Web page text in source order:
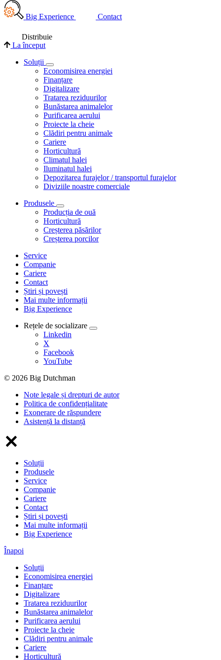
Big Experience Contact
Distribuie
La început
Soluții
Economisirea energiei
Finanțare
Digitalizare
Tratarea reziduurilor
Bunăstarea animalelor
Purificarea aerului
Proiecte la cheie
Clădiri pentru animale
Cariere
Horticultură
Climatul halei
Iluminatul halei
Depozitarea furajelor / transportul furajelor
Diviziile noastre comerciale
Produsele
Producția de ouă
Horticultură
Creșterea păsărilor
Creșterea porcilor
Service
Companie
Cariere
Contact
Știri și povești
Mai multe informații
Big Experience
Rețele de socializare
Linkedin
X
Facebook
YouTube
© 2026 Big Dutchman
Note legale și drepturi de autor
Politica de confidențialitate
Exonerare de răspundere
Asistență la distanță
Soluții
Produsele
Service
Companie
Cariere
Contact
Știri și povești
Mai multe informații
Big Experience
Înapoi
Soluții
Economisirea energiei
Finanțare
Digitalizare
Tratarea reziduurilor
Bunăstarea animalelor
Purificarea aerului
Proiecte la cheie
Clădiri pentru animale
Cariere
Horticultură